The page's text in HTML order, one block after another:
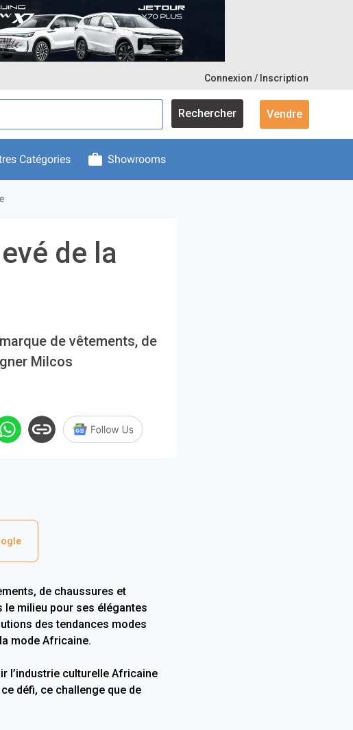
Connexion / Inscription
Rechercher Vendre
Catégories Showrooms
de la
de vêtements, de
Milcos
de chaussures et
le milieu pour ses élégantes
des tendances modes
mode Africaine.
l’industrie culturelle Africaine
défi, ce challenge que de